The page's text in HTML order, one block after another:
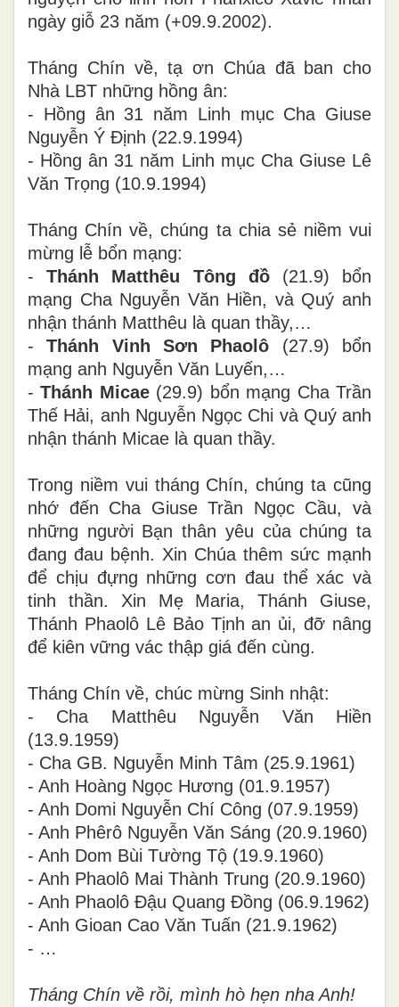
ngày giỗ 23 năm (+09.9.2002).
Tháng Chín về, tạ ơn Chúa đã ban cho
Nhà LBT những hồng ân:
- Hồng ân 31 năm Linh mục Cha Giuse
Nguyễn Ý Định (22.9.1994)
- Hồng ân 31 năm Linh mục Cha Giuse Lê
Văn Trọng (10.9.1994)
Tháng Chín về, chúng ta chia sẻ niềm vui
mừng lễ bổn mạng:
-Thánh Matthêu Tông đồ(21.9) bổn
mạng Cha Nguyễn Văn Hiền, và Quý anh
nhận thánh Matthêu là quan thầy,…
-Thánh Vinh Sơn Phaolô (27.9) bổn
mạng anh Nguyễn Văn Luyến,…
-Thánh Micae(29.9) bổn mạng Cha Trần
Thế Hải, anh Nguyễn Ngọc Chi và Quý anh
nhận thánh Micae là quan thầy.
Trong niềm vui tháng Chín, chúng ta cũng
nhớ đến Cha Giuse Trần Ngọc Cầu, và
những người Bạn thân yêu của chúng ta
đang đau bệnh. Xin Chúa thêm sức mạnh
để chịu đựng những cơn đau thể xác và
tinh thần. Xin Mẹ Maria, Thánh Giuse,
Thánh Phaolô Lê Bảo Tịnh an ủi, đỡ nâng
để kiên vững vác thập giá đến cùng.
Tháng Chín về, chúc mừng Sinh nhật:
- Cha Matthêu Nguyễn Văn Hiền
(13.9.1959)
- Cha GB. Nguyễn Minh Tâm (25.9.1961)
- Anh Hoàng Ngọc Hương (01.9.1957)
- Anh Domi Nguyễn Chí Công (07.9.1959)
- Anh Phêrô Nguyễn Văn Sáng (20.9.1960)
- Anh Dom Bùi Tường Tộ (19.9.1960)
- Anh Phaolô Mai Thành Trung (20.9.1960)
- Anh Phaolô Đậu Quang Đồng (06.9.1962)
- Anh Gioan Cao Văn Tuấn (21.9.1962)
- …
Tháng Chín về rồi, mình hò hẹn nha Anh!